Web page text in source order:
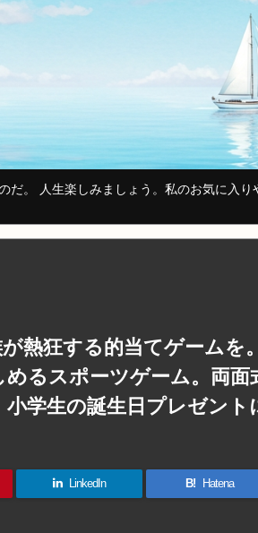
。 人生楽しみましょう。私のお気に入り
熱狂する的当てゲームを。
るスポーツゲーム。両面
学生の誕生日プレゼント
LinkedIn B! Hatena